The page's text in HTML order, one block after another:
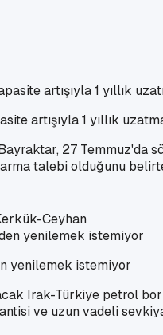
artışıyla 1 yıllık
27 Temmuz'da
talebi olduğunu
Ceyhan
yenilemek istemiyor
Irak-Türkiye petrol
ve uzun vadeli